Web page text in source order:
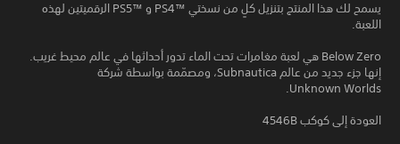
يسمح لك هذا المنتج بتنزيل كلٍ من نسختي PS4™‎ و PS5™‎ الرقميتين لهذه
اللعبة.
Below Zero هي لعبة مغامرات تحت الماء تدور أحداثها في عالم محيط غريب.
إنها جزء جديد من عالم Subnautica، ومصمّمة بواسطة شركة
Unknown Worlds.
العودة إلى كوكب 4546B